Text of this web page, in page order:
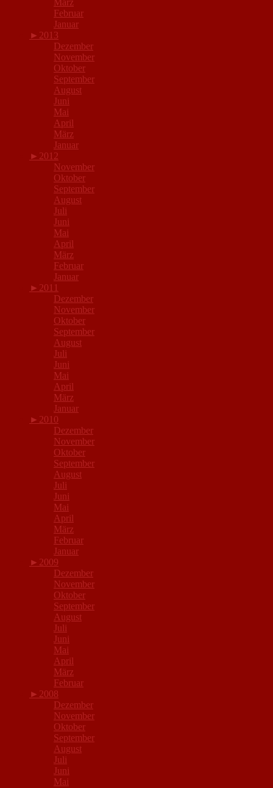
März
Februar
Januar
► 2013
Dezember
November
Oktober
September
August
Juni
Mai
April
März
Januar
► 2012
November
Oktober
September
August
Juli
Juni
Mai
April
März
Februar
Januar
► 2011
Dezember
November
Oktober
September
August
Juli
Juni
Mai
April
März
Januar
► 2010
Dezember
November
Oktober
September
August
Juli
Juni
Mai
April
März
Februar
Januar
► 2009
Dezember
November
Oktober
September
August
Juli
Juni
Mai
April
März
Februar
► 2008
Dezember
November
Oktober
September
August
Juli
Juni
Mai